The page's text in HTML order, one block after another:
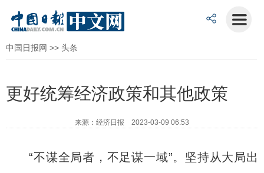
中国日报网 >> 头条
更好统筹经济政策和其他政策
来源：经济日报 2023-03-09 06:53
“不谋全局者，不足谋一域”。坚持从大局出